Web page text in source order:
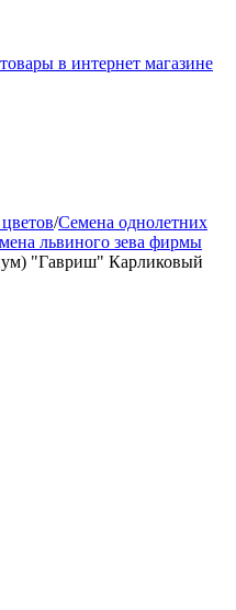
в интернет магазине
/Семена однолетних
львиного зева фирмы
"Гавриш" Карликовый